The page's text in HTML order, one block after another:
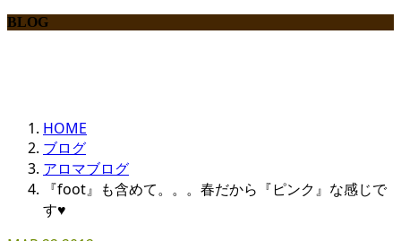
BLOG
HOME
ブログ
アロマブログ
『foot』も含めて。。。春だから『ピンク』な感じで
す♥